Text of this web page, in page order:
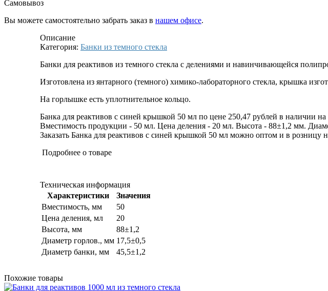
Самовывоз
Вы можете самостоятельно забрать заказ в нашем офисе.
Описание
Категория: Банки из темного стекла
Банки для реактивов из темного стекла с делениями и навинчивающейся
Изготовлена из янтарного (темного) химико-лабораторного стекла, крышка
На горлышке есть уплотнительное кольцо.
Банка для реактивов с синей крышкой 50 мл по цене 250,47 рублей в наличии на
Вместимость продукции - 50 мл. Цена деления - 20 мл. Высота - 88±1,2 мм.
Заказать Банка для реактивов с синей крышкой 50 мл можно оптом и в розницу
Подробнее о товаре
Техническая информация
Характеристики
Значения
Вместимость, мм
50
Цена деления, мл
20
Высота, мм
88±1,2
Диаметр горлов., мм 17,5±0,5
Диаметр банки, мм
45,5±1,2
Похожие товары